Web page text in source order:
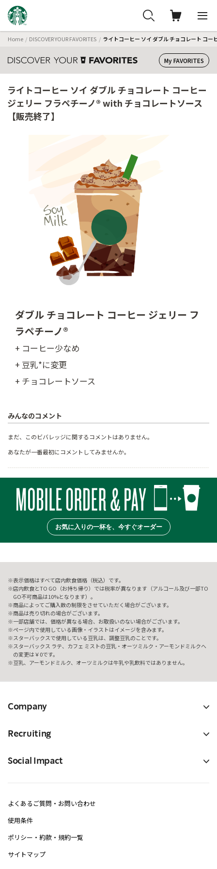
Home DISCOVER YOUR FAVORITES ライトコーヒー ソイ ダブル チョコレート コ
My FAVORITES
ライトコーヒー ソイ ダブル チョコレート コーヒー
ジェリー フラペチーノ® with チョコレートソース
【販売終了】
ダブル チョコレート コーヒー ジェリー フ
ラペチーノ®
+ コーヒー少なめ
+ 豆乳*に変更
+ チョコレートソース
みんなのコメント
まだ、このビバレッジに関するコメントはありません。
あなたが一番最初にコメントしてみませんか。
お気に入りの一杯を、今すぐオーダー
表示価格はすべて店内飲食価格（税込）です。
店内飲食とTO GO（お持ち帰り）では税率が異なります（アルコール及び一部TO
GO不可商品は10%となります）。
商品によってご購入数の制限をさせていただく場合がございます。
商品は売り切れの場合がございます。
一部店舗では、価格が異なる場合、お取扱いのない場合がございます。
ページ内で使用している画像・イラストはイメージを含みます。
スターバックスで使用している豆乳は、調整豆乳のことです。
スターバックス ラテ、カフェ ミストの豆乳・オーツミルク・アーモンドミルクへ
の変更は￥0です。
豆乳、アーモンドミルク、オーツミルクは牛乳や乳飲料ではありません。
Company
Recruiting
Social Impact
よくあるご質問・お問い合わせ
使用条件
ポリシー・約款・規約一覧
サイトマップ